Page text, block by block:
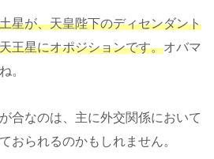
星が、天皇陛下のディセンダント
王星にオポジションです。オバマ
。
合なのは、主に外交関係において
おられるのかもしれません。